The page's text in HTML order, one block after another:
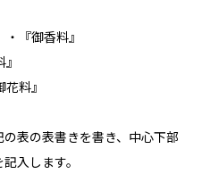
『御香料』
料』
表の表書きを書き、中心下部
入します。